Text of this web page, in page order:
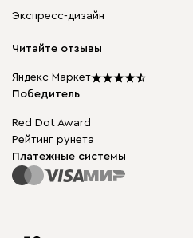
диван.клуб
Карьера
Подарочные сертификаты
Мы в прессе
Бескаркасная мебель
Столы и стулья
Экспресс-дизайн
Читайте отзывы
Яндекс Маркет
Победитель
Red Dot Award
Рейтинг рунета
Платежные системы